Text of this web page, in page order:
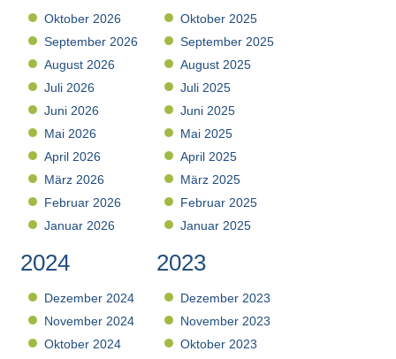
Oktober 2026
September 2026
August 2026
Juli 2026
Juni 2026
Mai 2026
April 2026
März 2026
Februar 2026
Januar 2026
Oktober 2025
September 2025
August 2025
Juli 2025
Juni 2025
Mai 2025
April 2025
März 2025
Februar 2025
Januar 2025
2024
Dezember 2024
November 2024
Oktober 2024
2023
Dezember 2023
November 2023
Oktober 2023